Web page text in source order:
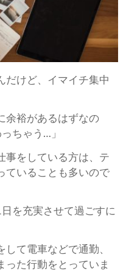
だけど、イマイチ集中
余裕があるはずなの
ちゃう…」
事をしている方は、テ
ていることも多いので
を充実させて過ごすに
て電車などで通勤、
った行動をとっていま